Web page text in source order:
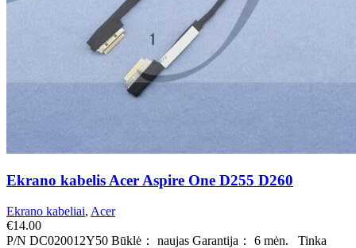
Ekrano kabelis Acer Aspire One D255 D260
Ekrano kabeliai, Acer
€14.00
P/N DC020012Y50 Būklė： naujas Garantija： 6 mėn. Tinka